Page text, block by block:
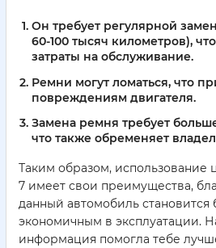
Он требует регулярной
60-100 тысяч километров),
затраты на обслуживание.
Ремни могут ломаться, что
повреждениям двигателя.
Замена ремня требует
что также обременяет
Таким образом, использование
7 имеет свои преимущества,
данный автомобиль
экономичным в эксплуатации.
информация помогла тебе